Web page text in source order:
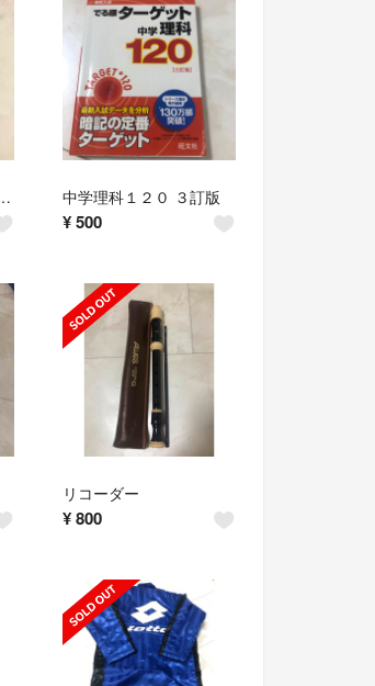
１００ 改訂版 中学理科１２０ ３訂版
¥500
リコーダー
¥800